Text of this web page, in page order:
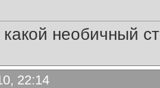
необичный
22:14